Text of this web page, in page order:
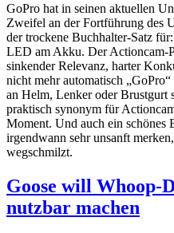
GoPro hat in seinen aktuellen
Zweifel an der Fortführung des
der trockene Buchhalter-Satz
LED am Akku. Der Actioncam-
sinkender Relevanz, harter
nicht mehr automatisch
an Helm, Lenker oder Brustgurt
praktisch synonym für
Moment. Und auch ein schönes
irgendwann sehr unsanft
wegschmilzt.
Goose will Whoop-
nutzbar machen